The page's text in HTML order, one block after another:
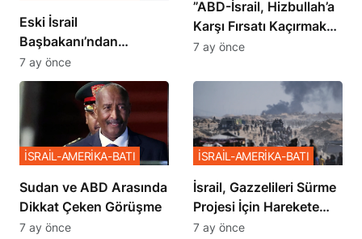
Eski İsrail
Başbakanı’ndan
Netanyahu’ya Ağır
Sözler
7 ay önce
​​​​​​​”ABD-İsrail, Hizbullah’a
Karşı Fırsatı Kaçırmak
İstemiyor”
7 ay önce
Sudan ve ABD Arasında
Dikkat Çeken Görüşme
İSRAİL-AMERİKA-BATI
7 ay önce
İsrail, Gazzelileri Sürme
Projesi İçin Harekete
Geçti
İSRAİL-AMERİKA-BATI
7 ay önce